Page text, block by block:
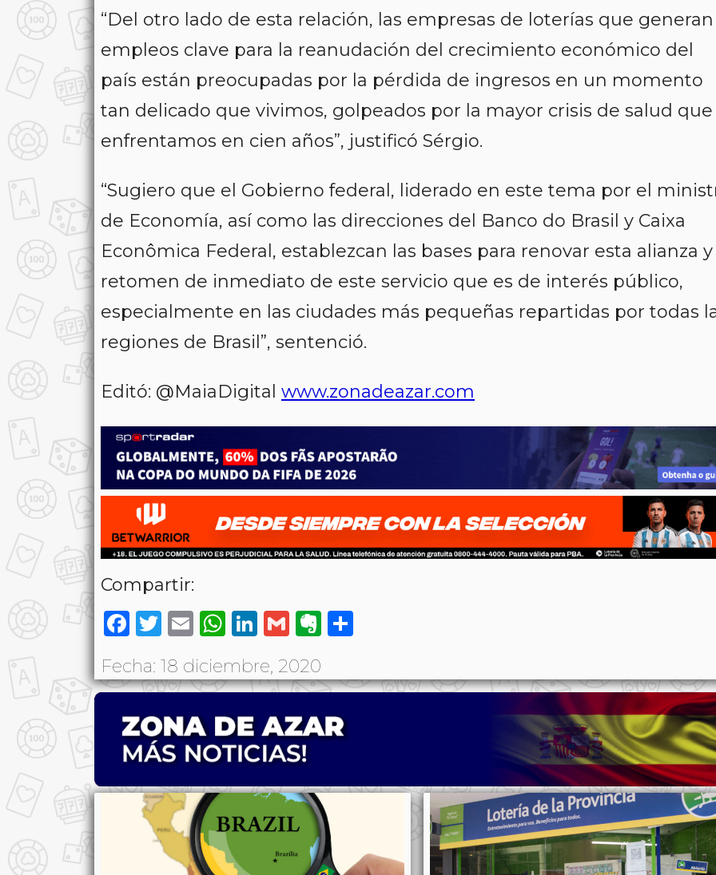
“Del otro lado de esta relación, las empresas de loterías que generan
empleos clave para la reanudación del crecimiento económico del
país están preocupadas por la pérdida de ingresos en un momento
tan delicado que vivimos, golpeados por la mayor crisis de salud que
enfrentamos en cien años”, justificó Sérgio.
“Sugiero que el Gobierno federal, liderado en este tema por el
de Economía, así como las direcciones del Banco do Brasil y Caixa
Econômica Federal, establezcan las bases para renovar esta alianza y
retomen de inmediato de este servicio que es de interés público,
especialmente en las ciudades más pequeñas repartidas por todas
regiones de Brasil”, sentenció.
Editó: @MaiaDigital www.zonadeazar.com
Compartir:
Facebook
Twitter
EmailWhatsApp
LinkedIn
GmailEvernote
Fecha: 18 diciembre, 2020